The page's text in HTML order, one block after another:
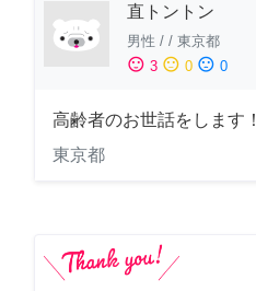
直トントン
男性 / / 東京都
sentiment_satisfied 3 sentiment_neutral 0 sentiment_dissatisfied 0
高齢者のお世話をします！
東京都